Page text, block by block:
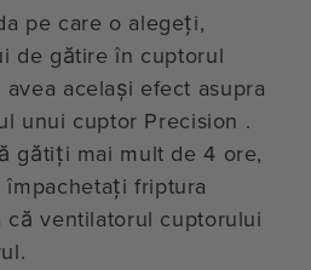
pe care o alegeți,
de gătire în cuptorul
același efect asupra
unui cuptor Precision .
gătiți mai mult de 4 ore,
friptura
că ventilatorul cuptorului